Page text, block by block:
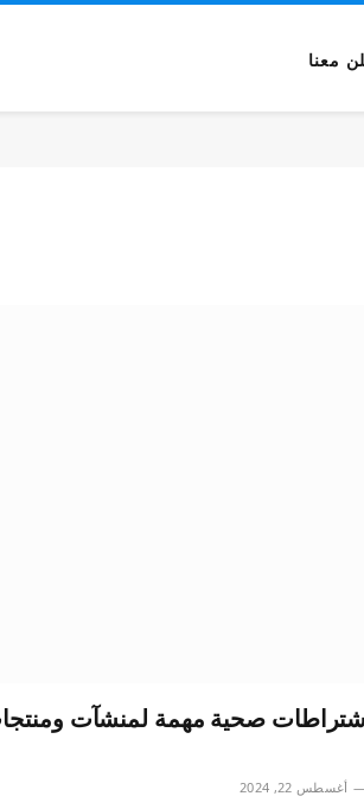
معنا
صحية مهمة لمنشآت
أغسطس 22, 2024